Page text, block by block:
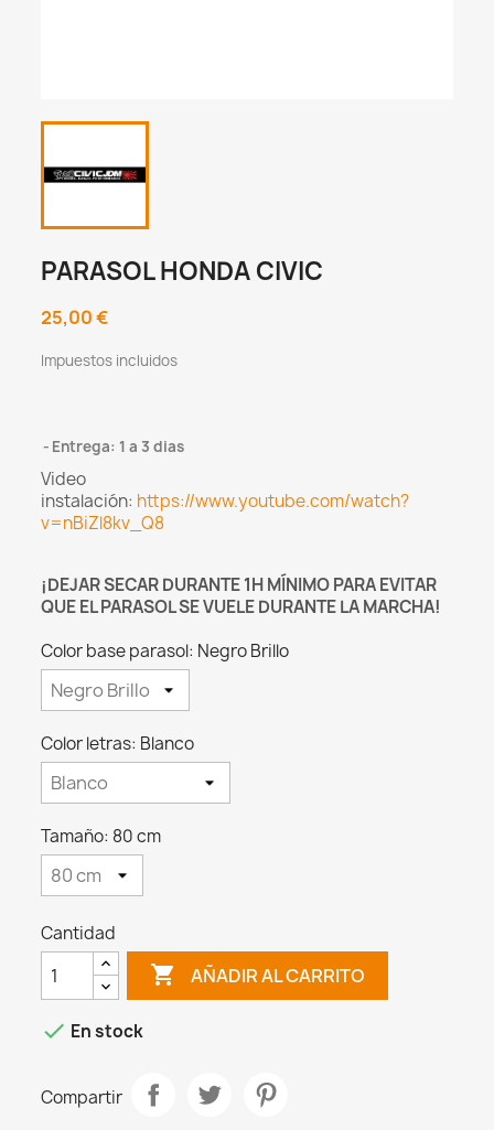
PARASOL HONDA CIVIC
25,00 €
Impuestos incluidos
Entrega: 1 a 3 dias
Video
instalación: https://www.youtube.com/watch?
v=nBiZl8kv_Q8
¡DEJAR SECAR DURANTE 1H MÍNIMO PARA EVITAR
QUE EL PARASOL SE VUELE DURANTE LA MARCHA!
Color base parasol: Negro Brillo
Color letras: Blanco
Tamaño: 80 cm
Cantidad
 AÑADIR AL CARRITO
 En stock
Compartir